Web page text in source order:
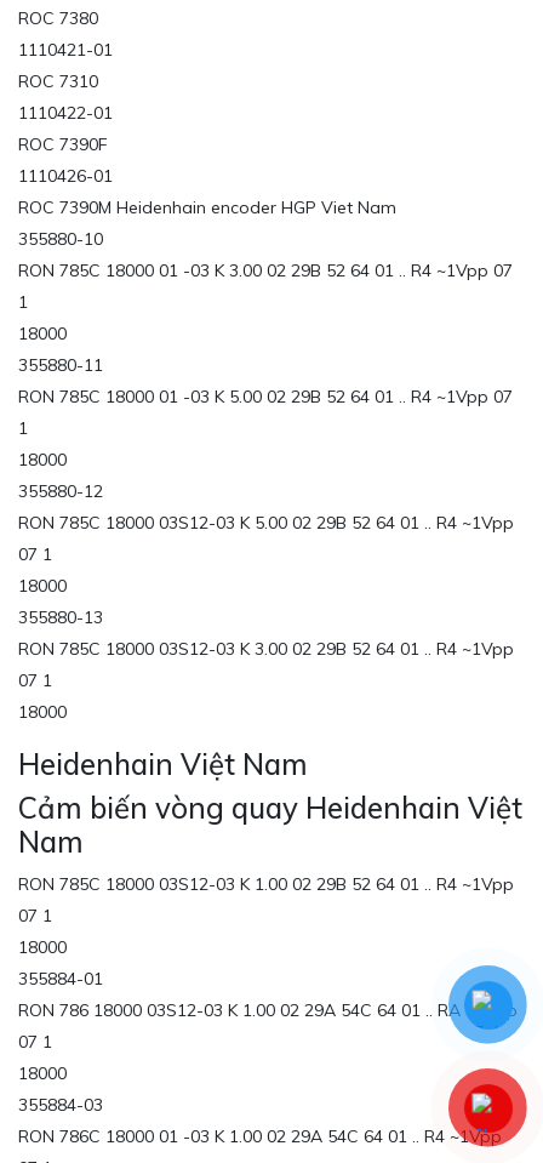
ROC 7380
1110421-01
ROC 7310
1110422-01
ROC 7390F
1110426-01
ROC 7390M Heidenhain encoder HGP Viet Nam
355880-10
RON 785C 18000 01 -03 K 3.00 02 29B 52 64 01 .. R4 ~1Vpp 07
1
18000
355880-11
RON 785C 18000 01 -03 K 5.00 02 29B 52 64 01 .. R4 ~1Vpp 07
1
18000
355880-12
RON 785C 18000 03S12-03 K 5.00 02 29B 52 64 01 .. R4 ~1Vpp
07 1
18000
355880-13
RON 785C 18000 03S12-03 K 3.00 02 29B 52 64 01 .. R4 ~1Vpp
07 1
18000
Heidenhain Việt Nam
Cảm biến vòng quay Heidenhain Việt
Nam
RON 785C 18000 03S12-03 K 1.00 02 29B 52 64 01 .. R4 ~1Vpp
07 1
18000
355884-01
RON 786 18000 03S12-03 K 1.00 02 29A 54C 64 01 .. RA ~1Vpp
07 1
18000
355884-03
RON 786C 18000 01 -03 K 1.00 02 29A 54C 64 01 .. R4 ~1Vpp